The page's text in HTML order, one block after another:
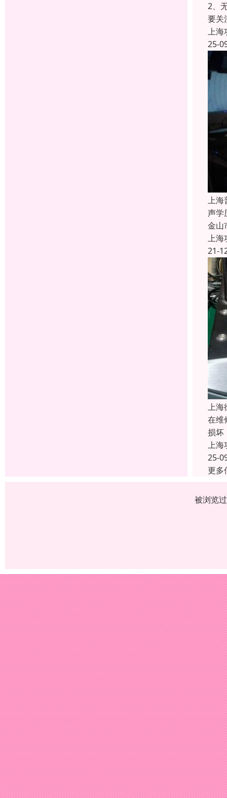
2、
要关
上海
25-
上海
声学
金山
上海
21-
上海
在维
损坏‌
上海
25-
更多
被浏览